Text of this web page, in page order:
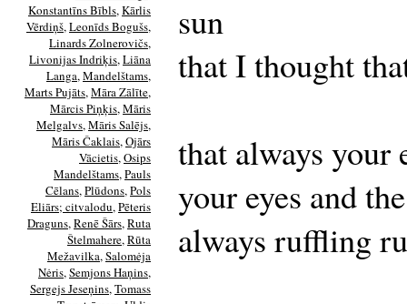
Konstantīns Bībls,Kārlis
Vērdiņš,Leonīds Bogušs,
Linards Zolnerovičs,
Livonijas Indriķis,Liāna
Langa,Mandelštams,
Marts Pujāts,Māra Zālīte,
Mārcis Piņķis,Māris
Melgalvs,Māris Salējs,
Māris Čaklais,Ojārs
Vācietis,Osips
Mandelštams,Pauls
Cēlans,Plūdons,Pols
Eliārs; citvalodu,Pēteris
Draguns,Renē Šārs,Ruta
Štelmahere,Rūta
Mežavilka,Salomėja
Nėris,Semjons Haņins,
Sergejs Jeseņins,Tomass
sun
that I thought
that always your
your eyes and
always ruffling